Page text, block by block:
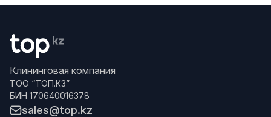
Клининговая компания
ТОО “ТОП.КЗ”
БИН 170640016378
sales@top.kz